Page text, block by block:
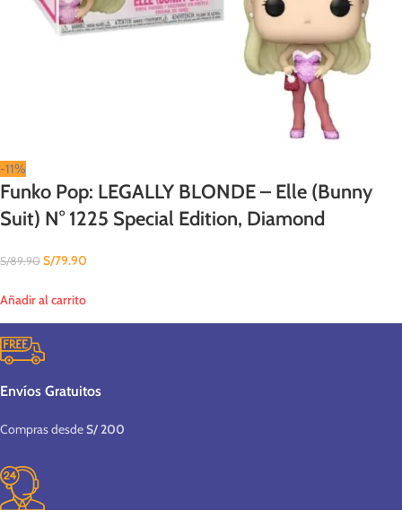
-11%
Funko Pop: LEGALLY BLONDE – Elle (Bunny
Suit) N° 1225 Special Edition, Diamond
S/89.90 S/79.90
Añadir al carrito
Envíos Gratuitos
Compras desdeS/ 200